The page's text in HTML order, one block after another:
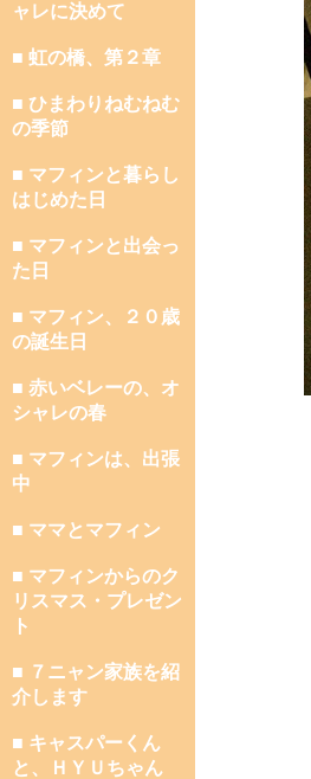
ャレに決めて
■ 虹の橋、第２章
■ ひまわりねむねむ
の季節
■ マフィンと暮らし
はじめた日
■ マフィンと出会っ
た日
■ マフィン、２０歳
の誕生日
■ 赤いベレーの、オ
シャレの春
■ マフィンは、出張
中
■ ママとマフィン
■ マフィンからのク
リスマス・プレゼン
ト
■ ７ニャン家族を紹
介します
■ キャスパーくん
と、ＨＹＵちゃん